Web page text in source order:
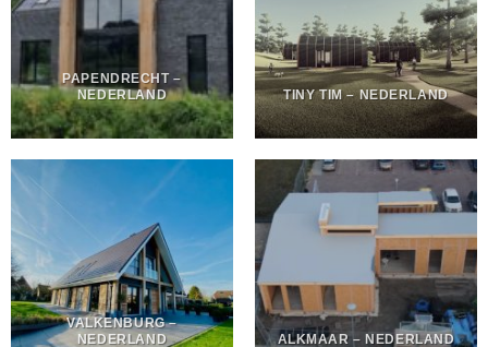
PAPENDRECHT –
NEDERLAND
TINY TIM – NEDERLAND
VALKENBURG –
NEDERLAND
ALKMAAR – NEDERLAND